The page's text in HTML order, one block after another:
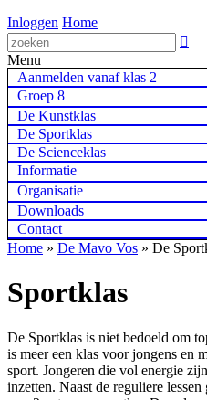
Inloggen Home

Menu
Aanmelden vanaf klas 2
Groep 8
De Kunstklas
De Sportklas
De Scienceklas
Informatie
Organisatie
Downloads
Contact
Home » De Mavo Vos » De
Sportklas
De Sportklas is niet bedoeld om
is meer een klas voor jongens en
sport. Jongeren die vol energie
inzetten. Naast de reguliere